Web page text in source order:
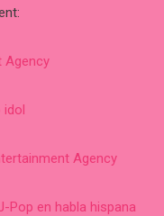
Agency
idol
Agency
en habla hispana